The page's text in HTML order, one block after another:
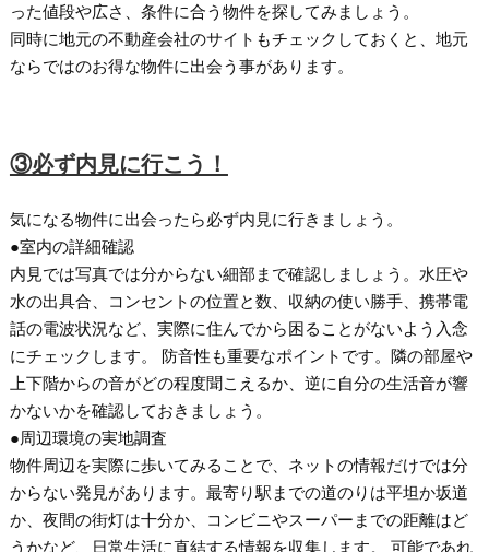
った値段や広さ、条件に合う物件を探してみましょう。
同時に地元の不動産会社のサイトもチェックしておくと、地元
ならではのお得な物件に出会う事があります。
③必ず内見に行こう！
気になる物件に出会ったら必ず内見に行きましょう。
●室内の詳細確認
内見では写真では分からない細部まで確認しましょう。水圧や
水の出具合、コンセントの位置と数、収納の使い勝手、携帯電
話の電波状況など、実際に住んでから困ることがないよう入念
にチェックします。 防音性も重要なポイントです。隣の部屋や
上下階からの音がどの程度聞こえるか、逆に自分の生活音が響
かないかを確認しておきましょう。
●周辺環境の実地調査
物件周辺を実際に歩いてみることで、ネットの情報だけでは分
からない発見があります。最寄り駅までの道のりは平坦か坂道
か、夜間の街灯は十分か、コンビニやスーパーまでの距離はど
うかなど、日常生活に直結する情報を収集します。 可能であれ